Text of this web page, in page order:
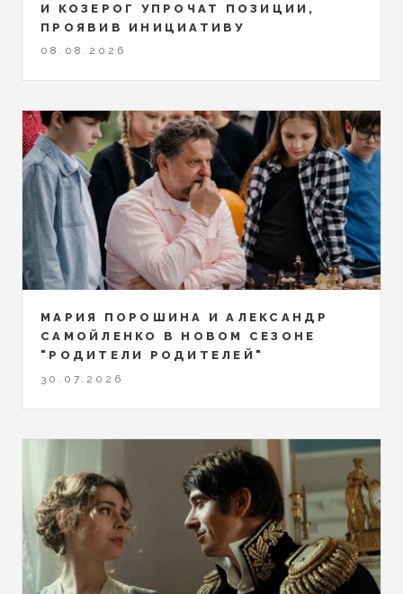
И КОЗЕРОГ УПРОЧАТ ПОЗИЦИИ,
ПРОЯВИВ ИНИЦИАТИВУ
08.08.2026
МАРИЯ ПОРОШИНА И АЛЕКСАНДР
САМОЙЛЕНКО В НОВОМ СЕЗОНЕ
"РОДИТЕЛИ РОДИТЕЛЕЙ"
30.07.2026